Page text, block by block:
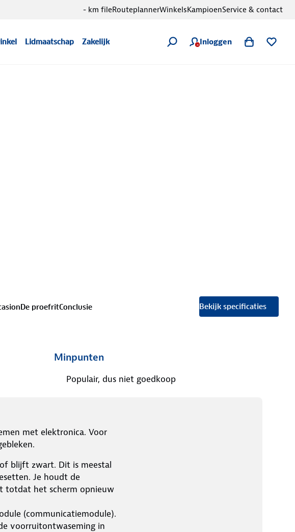
Lidmaatschap Zakelijk Inloggen
- km fileRouteplannerWinkelsKampioenService & contact
De proefritConclusie Bekijk specificaties
Minpunten
Populair, dus niet goedkoop
met elektronica. Voor
blijft zwart. Dit is meestal
Je houdt de
totdat het scherm opnieuw
(communicatiemodule).
voorruitontwaseming in